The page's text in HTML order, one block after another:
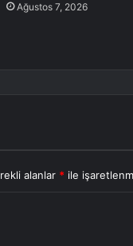
Ağustos 7, 2026
alanlar * ile